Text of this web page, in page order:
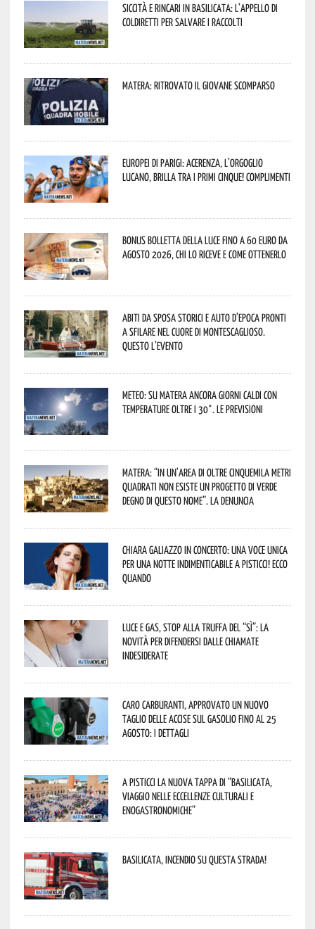
Siccità e rincari in Basilicata: l’appello di
Coldiretti per salvare i raccolti
Matera: ritrovato il giovane scomparso
Europei di Parigi: Acerenza, l’orgoglio
lucano, brilla tra i primi cinque! Complimenti
Bonus bolletta della luce fino a 60 euro da
agosto 2026, chi lo riceve e come ottenerlo
Abiti da sposa storici e auto d’epoca pronti
a sfilare nel cuore di Montescaglioso.
Questo l’evento
Meteo: su Matera ancora giorni caldi con
temperature oltre i 30°. Le previsioni
Matera: “In un’area di oltre cinquemila metri
quadrati non esiste un progetto di verde
degno di questo nome”. La denuncia
Chiara Galiazzo in concerto: una voce unica
per una notte indimenticabile a Pisticci! Ecco
quando
Luce e gas, stop alla truffa del “Sì”: la
novità per difendersi dalle chiamate
indesiderate
Caro carburanti, approvato un nuovo
taglio delle accise sul gasolio fino al 25
agosto: i dettagli
A Pisticci la nuova tappa di “Basilicata,
viaggio nelle eccellenze culturali e
enogastronomiche”
Basilicata, incendio su questa strada!